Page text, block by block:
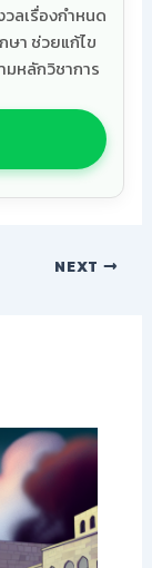
ลเรื่องกำหนด
ษา ช่วยแก้ไข
หลักวิชาการ
NEXT